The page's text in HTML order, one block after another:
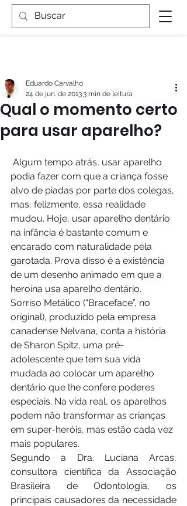
Qual o momento certo
para usar aparelho?
Eduardo Carvalho
24 de jun. de 20133 min de leitura
podia fazer com que a criança fosse
alvo de piadas por parte dos colegas,
mas, felizmente, essa realidade
mudou. Hoje, usar aparelho dentário
na infância é bastante comum e
encarado com naturalidade pela
garotada. Prova disso é a existência
de um desenho animado em que a
heroína usa aparelho dentário.
Sorriso Metálico (“Braceface”, no
original), produzido pela empresa
canadense Nelvana, conta a história
de Sharon Spitz, uma pré-
adolescente que tem sua vida
mudada ao colocar um aparelho
dentário que lhe confere poderes
especiais. Na vida real, os aparelhos
podem não transformar as crianças
em super-heróis, mas estão cada vez
mais populares.
Segundo a Dra. Luciana Arcas,
consultora científica da Associação
Brasileira de Odontologia, os
principais causadores da necessidade